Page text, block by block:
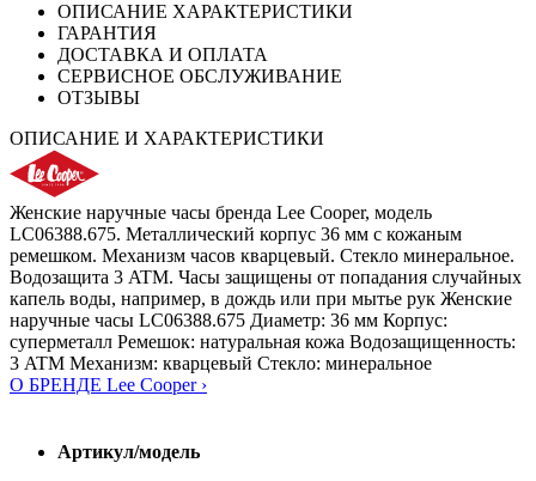
ОПИСАНИЕ ХАРАКТЕРИСТИКИ
ГАРАНТИЯ
ДОСТАВКА И ОПЛАТА
СЕРВИСНОЕ ОБСЛУЖИВАНИЕ
ОТЗЫВЫ
ОПИСАНИЕ И ХАРАКТЕРИСТИКИ
Женские наручные часы бренда Lee Cooper, модель
LC06388.675. Металлический корпус 36 мм с кожаным
ремешком. Механизм часов кварцевый. Стекло минеральное.
Водозащита 3 ATM. Часы защищены от попадания случайных
капель воды, например, в дождь или при мытье рук Женские
наручные часы LC06388.675 Диаметр: 36 мм Корпус:
суперметалл Ремешок: натуральная кожа Водозащищенность:
3 ATM Механизм: кварцевый Стекло: минеральное
О БРЕНДЕ Lee Cooper ›
Артикул/модель